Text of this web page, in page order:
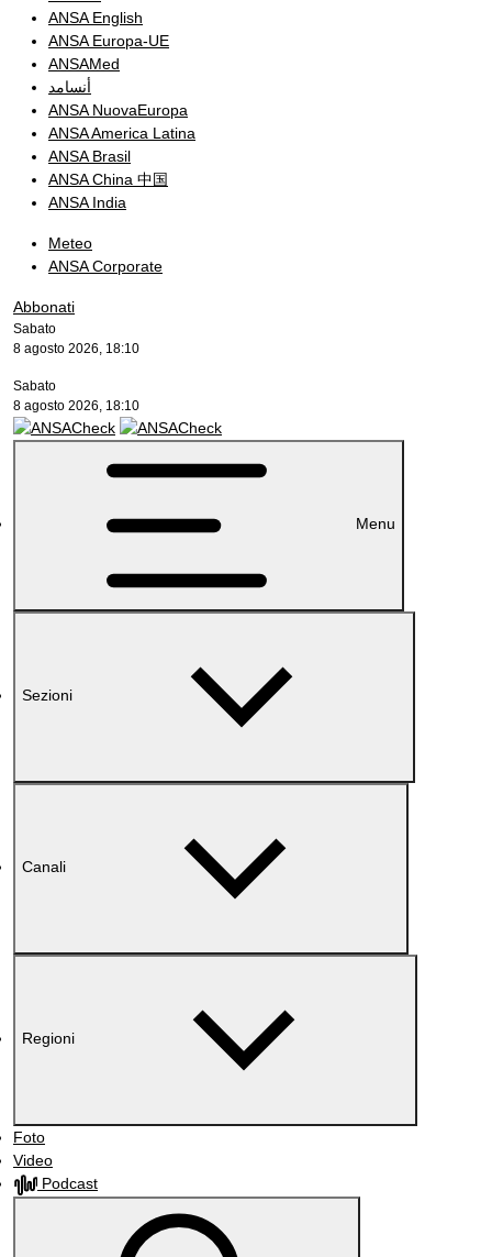
ANSA English
ANSA Europa-UE
ANSAMed
أنسامد
ANSA NuovaEuropa
ANSA America Latina
ANSA Brasil
ANSA China 中国
ANSA India
Meteo
ANSA Corporate
Abbonati
Sabato
8 agosto 2026, 18:10
Sabato
8 agosto 2026, 18:10
Menu
Sezioni
Canali
Regioni
Foto
Video
Podcast